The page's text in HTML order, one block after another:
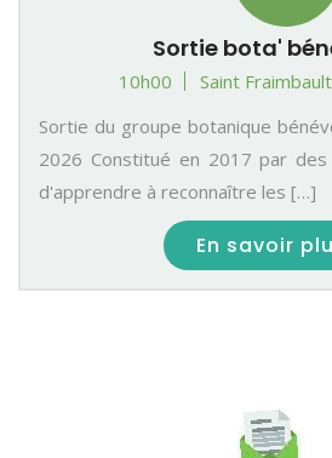
Sortie bota'
10h00
Saint
Sortie du groupe botanique
2026 Constitué en 2017 par
d'apprendre à reconnaître les […]
En savoir